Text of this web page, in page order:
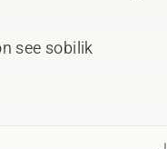
see sobilik